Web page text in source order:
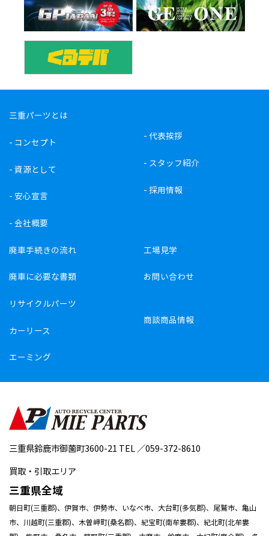
三重パーツとは
- コンセプト
- 資源として
- 安心宣言
- 会社概要
- 代表挨拶
- スタッフ紹介
- 採用情報
廃車手続きの流れ
廃車に必要な書類
リサイクルパーツ
カーリース
エーミング
工場見学
お問い合わせ
商談商品情報
三重県鈴鹿市御薗町3600-21 TEL ／059-372-8610
買取・引取エリア
三重県全域
朝日町(三重郡)、伊賀市、伊勢市、いなべ市、大台町(多気郡)、尾鷲市、亀山
市、川越町(三重郡)、木曽岬町(桑名郡)、紀宝町(南牟婁郡)、紀北町(北牟婁